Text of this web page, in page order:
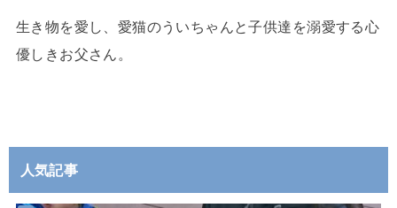
生き物を愛し、愛猫のういちゃんと子供達を溺愛する心
優しきお父さん。
人気記事